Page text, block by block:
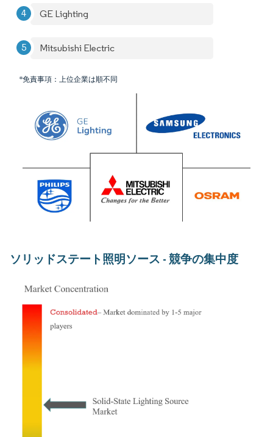
GE Lighting
Mitsubishi Electric
*免責事項：上位企業は順不同
ソリッドステート照明ソース - 競争の集中度